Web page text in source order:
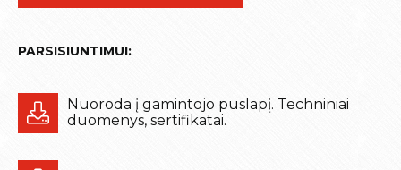
PARSISIUNTIMUI:
Nuoroda į gamintojo puslapį. Techniniai
duomenys, sertifikatai.